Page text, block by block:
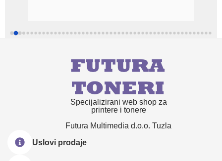
Specijalizirani web shop za
printere i tonere
Futura Multimedia d.o.o. Tuzla
Uslovi prodaje